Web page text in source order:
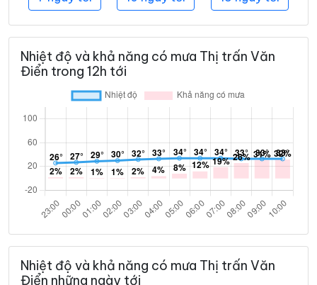
Nhiệt độ và khả năng có mưa Thị trấn Văn
Điển trong 12h tới
Nhiệt độ và khả năng có mưa Thị trấn Văn
Điển những ngày tới